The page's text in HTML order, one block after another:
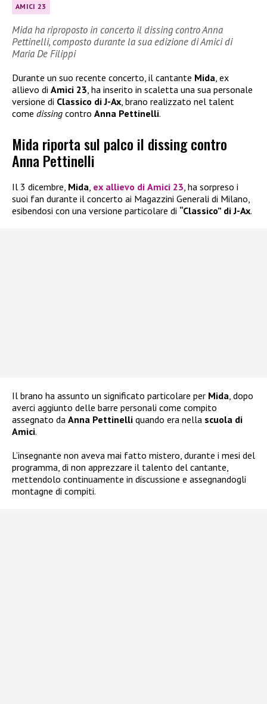
AMICI 23
Mida ha riproposto in concerto il dissing contro Anna
Pettinelli, composto durante la sua edizione di Amici di
Maria De Filippi
Durante un suo recente concerto, il cantante Mida, ex
allievo di Amici 23, ha inserito in scaletta una sua personale
versione di Classico di J-Ax, brano realizzato nel talent
come dissing contro Anna Pettinelli.
Mida riporta sul palco il dissing contro
Anna Pettinelli
Il 3 dicembre, Mida ex allievo di Amici 23 , ha sorpreso i
suoi fan durante il concerto ai Magazzini Generali di Milano,
esibendosi con una versione particolare di “Classico” di J-Ax.
Il brano ha assunto un significato particolare per Mida , dopo
averci aggiunto delle barre personali come compito
assegnato da Anna Pettinelli quando era nella scuola di
Amici.
L’insegnante non aveva mai fatto mistero, durante i mesi del
programma, di non apprezzare il talento del cantante,
mettendolo continuamente in discussione e assegnandogli
montagne di compiti.